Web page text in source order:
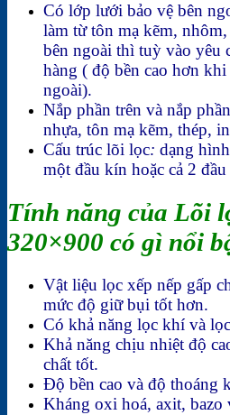
Có lớp lưới bảo vệ bên
làm từ tôn mạ kẽm,
bên ngoài thì tuỳ vào yêu
hàng ( độ bền cao hơn
ngoài).
Nắp phần trên và nắp
nhựa, tôn mạ kẽm, thép,
Cấu trúc lõi lọc: dạng
một đầu kín hoặc cả 2
Tính năng của Lõi
320×900 có gì nổi
Vật liệu lọc xếp nếp gấp
mức độ giữ bụi tốt hơn.
Có khả năng lọc khí và
Khả năng chịu nhiệt độ
chất tốt.
Độ bền cao và độ thoáng
Kháng oxi hoá, axit, bazo